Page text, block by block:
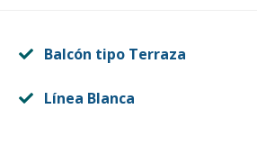
Balcón tipo Terraza
Línea Blanca